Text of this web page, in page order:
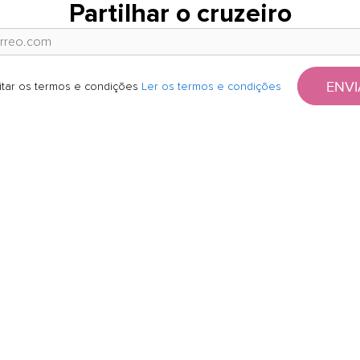
Partilhar o cruzeiro
os termos e condições Ler os termos e condições